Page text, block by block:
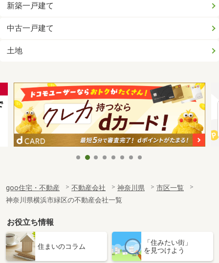
新築一戸建て
中古一戸建て
土地
goo住宅・不動産 不動産会社 神奈川県
市区一覧
神奈川県横浜市緑区の不動産会社一覧
お役立ち情報
住まいのコラム
「住みたい街」
を見つけよう